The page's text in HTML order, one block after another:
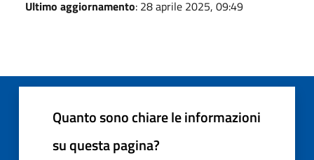
Ultimo aggiornamento: 28 aprile 2025, 09:49
Quanto sono chiare le informazioni
su questa pagina?